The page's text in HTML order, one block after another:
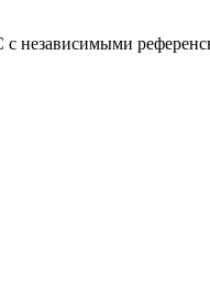
с независимыми